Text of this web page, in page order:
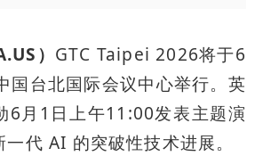
） GTC Taipei 2026将于6
国台北国际会议中心举行。英
6月1日上午11:00发表主题演
代 AI 的突破性技术进展。